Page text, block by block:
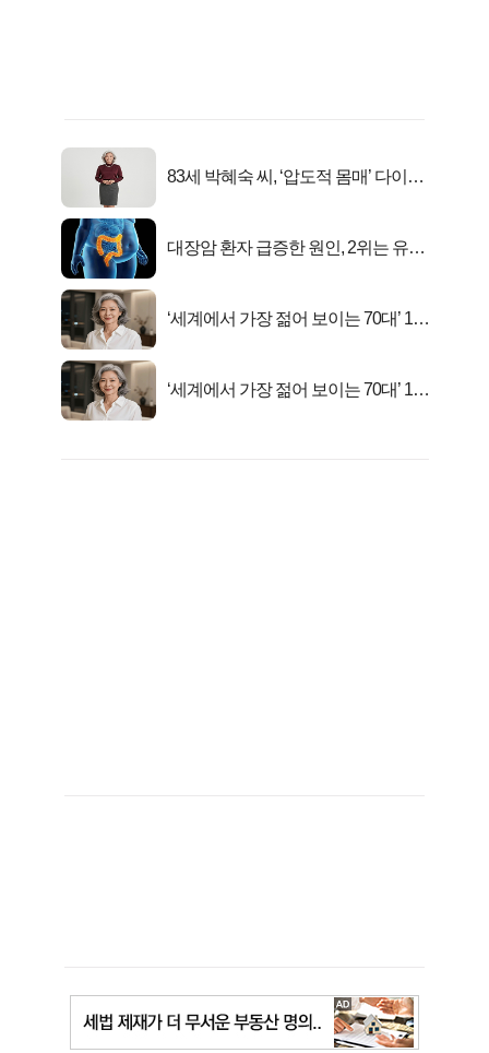
83세 박혜숙 씨, ‘압도적 몸매’ 다이어
대장암 환자 급증한 원인, 2위는 유산
‘세계에서 가장 젊어 보이는 70대’ 1위
‘세계에서 가장 젊어 보이는 70대’ 1위